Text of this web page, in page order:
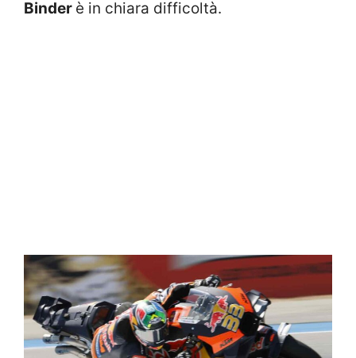
Binder è in chiara difficoltà.